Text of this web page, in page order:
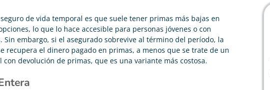
de vida temporal es que suele tener primas más bajas en
lo que lo hace accesible para personas jóvenes o con
Sin embargo, si el asegurado sobrevive al término del período, la
recupera el dinero pagado en primas, a menos que se trate de un
devolución de primas, que es una variante más costosa.